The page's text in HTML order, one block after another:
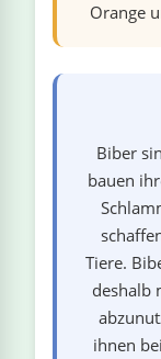
Orange
Biber
bauen
Tiere.
deshalb
ihnen